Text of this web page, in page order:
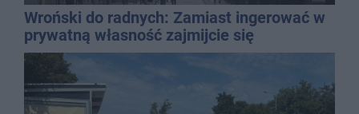
Wroński do radnych: Zamiast ingerować w
prywatną własność zajmijcie się
gospodarką